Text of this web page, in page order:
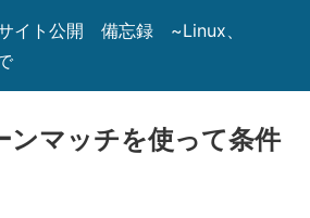
イト公開 備忘録 ~Linux、
マッチを使って条件